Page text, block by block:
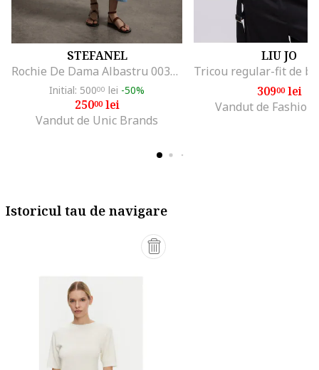
STEFANEL
Rochie De Dama Albastru 003570963
Initial: 50000 lei -50%
25000lei
Vandut de Unic Brands
LIU JO
30900lei
Vandut de Fashion
Istoricul tau de navigare